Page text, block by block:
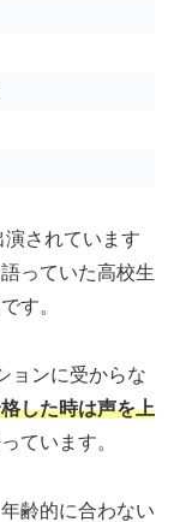
されています
っていた高校生
す。
ョンに受からな
した時は声を上
ています。
齢的に合わない